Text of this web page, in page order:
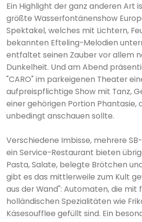
Ein Highlight der ganz anderen Art
größte Wasserfontänenshow
Spektakel, welches mit Lichtern,
bekannten Efteling-Melodien
entfaltet seinen Zauber vor allem
Dunkelheit. Und am Abend
"CARO" im parkeigenen Theater
aufpreispflichtige Show mit Tanz,
einer gehörigen Portion Phantasie,
unbedingt anschauen sollte.
Verschiedene Imbisse, mehrere
ein Service-Restaurant bieten
Pasta, Salate, belegte Brötchen
gibt es das mittlerweile zum Kult
aus der Wand": Automaten, die mit
holländischen Spezialitäten wie
Käsesoufflee gefüllt sind. Ein